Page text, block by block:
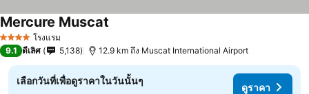
4 ดาว โรงแรม
Mercure Muscat
9.1 ดีเลิศ 5,138 12.9 km ถึง Muscat International Airport
เลือกวันที่เพื่อดูราคาในวันนั้นๆ
ดูราคา